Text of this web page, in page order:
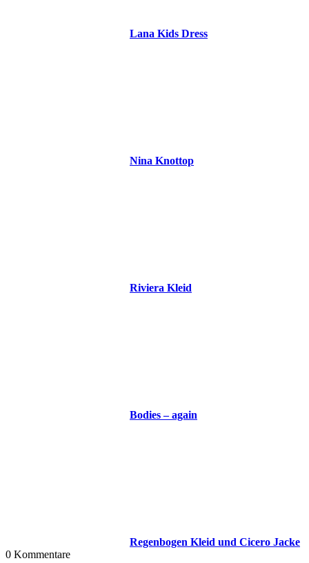
Lana Kids Dress
Nina Knottop
Riviera Kleid
Bodies – again
Regenbogen Kleid und Cicero Jacke
0 Kommentare